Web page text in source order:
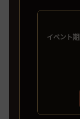
イベント